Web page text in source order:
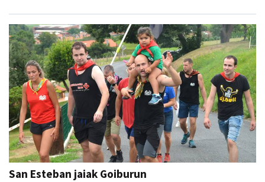
San Esteban jaiak Goiburun